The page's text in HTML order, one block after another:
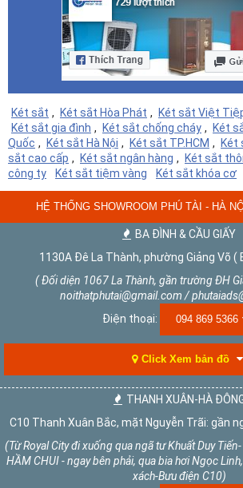
Két sắt , Két sắt Hòa Phát , Két sắt Việt
Két sắt gia đình , Két sắt chống cháy , Két
Quốc , Két sắt Hà Nội , Két sắt TP.HCM , Két
sắt cao cấp , Két sắt ngân hàng , Két sắt
công ty
Két sắt tiệm vàng Két sắt khóa cơ
HỆ THỐNG SHOWROOM PHÚ TÀI - HÀ
BA ĐÌNH & CẦU GIẤY
1130A Đê La Thành, phường Giảng Võ (
( Đối diện 1067 La Thành, gần trường ĐH
noithatphutai@gmail.com /
Điện thoại:
094 869 5366
Click Xem bản đồ
THANH XUÂN-HÀ
C10 Thanh Xuân Bắc, mặt Nguyễn Trãi: gần
(Từ Royal City đi xuống qua ngã tư Khuất Duy Tiến-
HẦM CHUI - ngay bên phải, qua bia hơi Ngọc
xách-Bưu điện C10)